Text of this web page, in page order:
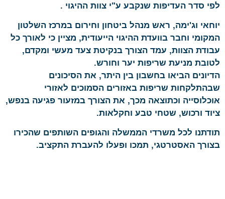
לפי סדר העדיפות שנקבע ע"י צוות ההיגוי .
יוחאי וג'ימה, ראש מנהל ביטחון וחירום במרכז השלטון
המקומי וחבר בוועדת ההיגוי הייעודית, מציין כי לאורך כל
עבודת הצוות, עמד הצורך בנקיטת צעד מעשי ומקדם,
לטובת מניעת שריפות יער וחורש.
הדיונים הביאו בחשבון בין היתר, את הסיכונים
שבהתלקחות שריפות באזורים הסמוכים לאזורי
אוכלוסייה וכתוצאה מכך, את הצורך במזעור פגיעה בנפש,
ציוד ורכוש, שטחי טבע וחקלאות.
תודתנו לכל משרדי הממשלה והגופים השותפים שהכירו
בצורך האסטרטגי, תמכו ופעלו להעברת התקציב.